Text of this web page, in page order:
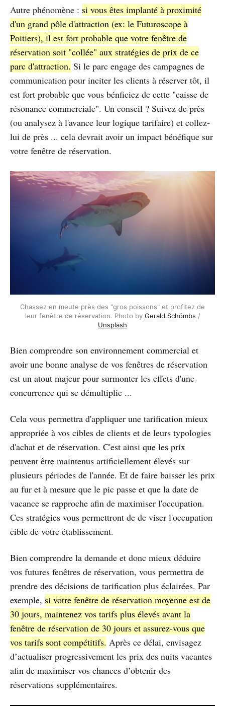
Autre phénomène : si vous êtes implanté à proximité
d'un grand pôle d'attraction (ex: le Futuroscope à
Poitiers), il est fort probable que votre fenêtre de
réservation soit "collée" aux stratégies de prix de ce
parc d'attraction. Si le parc engage des campagnes de
communication pour inciter les clients à réserver tôt, il
est fort probable que vous bénficiez de cette "caisse de
résonance commerciale". Un conseil ? Suivez de près
(ou analysez à l'avance leur logique tarifaire) et collez-
lui de près ... cela devrait avoir un impact bénéfique sur
votre fenêtre de réservation.
Chassez en meute près des "gros poissons" et profitez de
leur fenêtre de réservation. Photo by Gerald Schömbs /
Unsplash
Bien comprendre son environnement commercial et
avoir une bonne analyse de vos fenêtres de réservation
est un atout majeur pour surmonter les effets d'une
concurrence qui se démultiplie ...
Cela vous permettra d'appliquer une tarification mieux
appropriée à vos cibles de clients et de leurs typologies
d'achat et de réservation. C'est ainsi que les prix
peuvent être maintenus artificiellement élevés sur
plusieurs périodes de l'année. Et de faire baisser les prix
au fur et à mesure que le pic passe et que la date de
vacance se rapproche afin de maximiser l'occupation.
Ces stratégies vous permettront de de viser l'occupation
cible de votre établissement.
Bien comprendre la demande et donc mieux déduire
vos futures fenêtres de réservation, vous permettra de
prendre des décisions de tarification plus éclairées. Par
exemple, si votre fenêtre de réservation moyenne est de
30 jours, maintenez vos tarifs plus élevés avant la
fenêtre de réservation de 30 jours et assurez-vous que
vos tarifs sont compétitifs. Après ce délai, envisagez
d’actualiser progressivement les prix des nuits vacantes
afin de maximiser vos chances d’obtenir des
réservations supplémentaires.